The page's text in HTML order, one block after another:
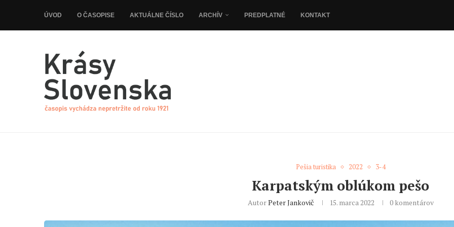
ÚVOD O ČASOPISE AKTUÁLNE ČÍSLO ARCHÍV PREDPLATNÉ KONTAKT
Pešia turistika 2022 3-4
Karpatským oblúkom pešo
AutorPeter Jankovič 15. marca 2022 0 komentárov